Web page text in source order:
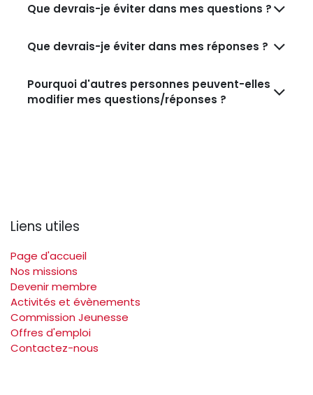
Que devrais-je éviter dans mes questions ?
Que devrais-je éviter dans mes réponses ?
Pourquoi d'autres personnes peuvent-elles
modifier mes questions/réponses ?
Liens utiles
Page d'accueil
Nos missions
Devenir membre
Activités et évènements
Commission Jeunesse
Offres d'emploi
Contactez-nous